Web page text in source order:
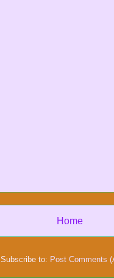
Home
Subscribe to: Post Comments